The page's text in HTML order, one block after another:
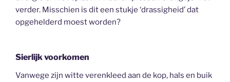
verder. Misschien is dit een stukje ‘drassigheid’ dat
opgehelderd moest worden?
Sierlijk voorkomen
Vanwege zijn witte verenkleed aan de kop, hals en buik